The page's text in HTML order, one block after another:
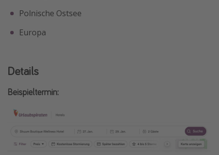
Polnische Ostsee
Europa
Details
Beispieltermin: